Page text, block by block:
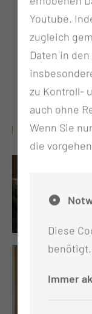
Patientinnen
in der
GALERIE
Youtube.
zugleich
Daten in
zu Kontroll-
auch ohne
Wenn Sie
die
Diese
benötigt.
Immer